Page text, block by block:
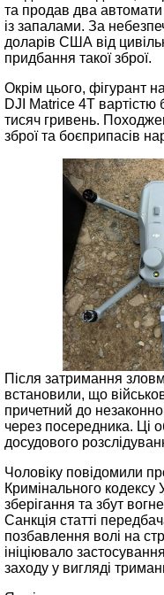
та продав два
із запалами. За
доларів США від
придбання такої зброї.
Окрім цього, фігурант
DJI Matrice 4T вартістю
тисяч гривень.
зброї та боєприпасів
Після затримання
встановили, що
причетний до
через посередника. Ці
досудового
Чоловіку повідомили
Кримінального кодексу
зберігання та збут
Санкція статті
позбавлення волі на
ініціювало
заходу у вигляді